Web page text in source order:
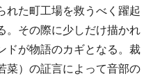
れた町工場を救うべく躍起
。その際に少しだけ描かれ
ドが物語のカギとなる。裁
菜）の証言によって音部の